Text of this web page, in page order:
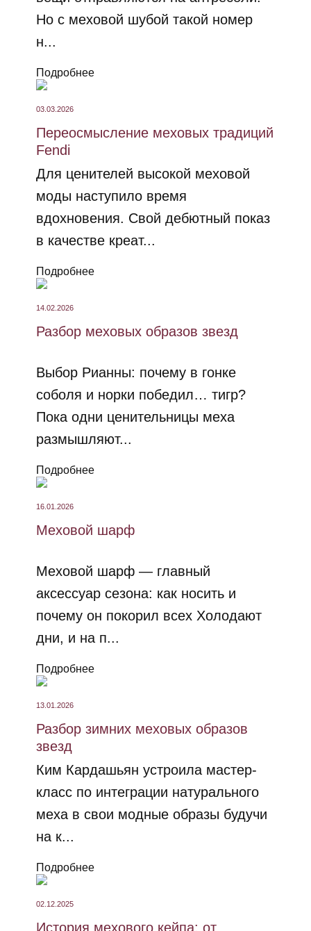
Но с меховой шубой такой номер
н...
Подробнее
03.03.2026
Переосмысление меховых традиций
Fendi
Для ценителей высокой меховой
моды наступило время
вдохновения. Свой дебютный показ
в качестве креат...
Подробнее
14.02.2026
Разбор меховых образов звезд
Выбор Рианны: почему в гонке
соболя и норки победил… тигр?
Пока одни ценительницы меха
размышляют...
Подробнее
16.01.2026
Меховой шарф
Меховой шарф — главный
аксессуар сезона: как носить и
почему он покорил всех Холодают
дни, и на п...
Подробнее
13.01.2026
Разбор зимних меховых образов
звезд
Ким Кардашьян устроила мастер-
класс по интеграции натурального
меха в свои модные образы будучи
на к...
Подробнее
02.12.2025
История мехового кейпа: от